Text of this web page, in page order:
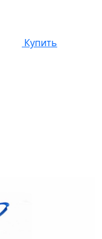
Купить